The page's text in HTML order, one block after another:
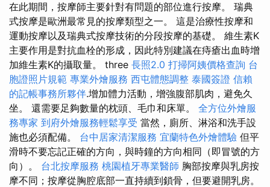
在此期間，按摩師主要針對有問題的部位進行按摩。 瑞典
式按摩是歐洲最常見的按摩類型之一。 這是治療性按摩和
運動按摩以及瑞典式按摩技術的分段按摩的基礎。 維生素K
主要作用是對抗血栓的形成，因此特別建議在痔瘡出血時增
加維生素K的攝取量。 three 長照2.0 打掃阿姨價格查詢 台
胞證照片規範 專業外燴服務 西屯體態調整 泰國簽證 信賴
的記帳事務所夥伴.增加體力活動，增強腹部肌肉，避免久
坐。 還需要足夠數量的枕頭、毛巾和床單。 全方位外燴服
務專家 到府外燴服務輕鬆享受 當然，廁所、淋浴和洗手設
施也必須配備。 台中居家清潔服務 宜蘭特色外燴體驗 但平
滑時不要忘記正確的方向，與時鐘的方向相同（即冒號的方
向）。 台北按摩服務 桃園植牙專業醫師 胸部按摩與乳房按
摩不同；按摩從胸腔底部一直持續到鎖骨，但要避開乳房。